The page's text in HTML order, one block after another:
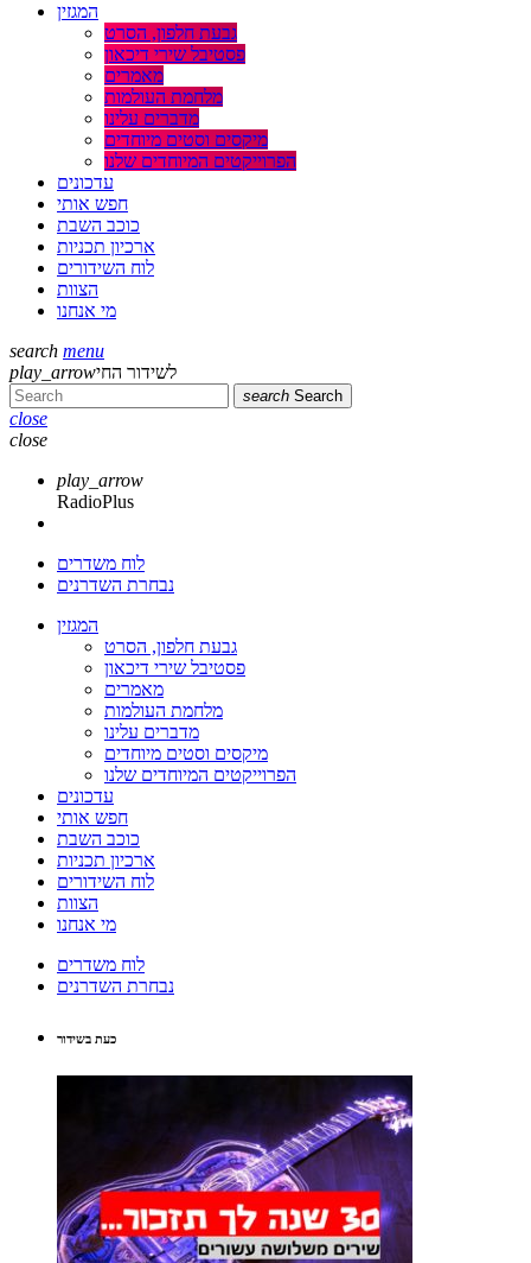
המגזין
גבעת חלפון, הסרט
פסטיבל שירי דיכאון
מאמרים
מלחמת העולמות
מדברים עלינו
מיקסים וסטים מיוחדים
הפרוייקטים המיוחדים שלנו
עדכונים
חפש אותי
כוכב השבת
ארכיון תכניות
לוח השידורים
הצוות
מי אנחנו
search menu
play_arrowלשידור החי
search Search
close
close
play_arrow
RadioPlus
לוח משדרים
נבחרת השדרנים
המגזין
גבעת חלפון, הסרט
פסטיבל שירי דיכאון
מאמרים
מלחמת העולמות
מדברים עלינו
מיקסים וסטים מיוחדים
הפרוייקטים המיוחדים שלנו
עדכונים
חפש אותי
כוכב השבת
ארכיון תכניות
לוח השידורים
הצוות
מי אנחנו
לוח משדרים
נבחרת השדרנים
כעת בשידור